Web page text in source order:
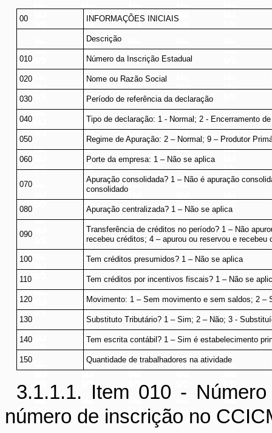
00 INFORMAÇÕES INICIAIS
Descrição
010 Número da Inscrição Estadual
020 Nome ou Razão Social
030 Período de referência da declaração
040 Tipo de declaração: 1 - Normal; 2 - Encerramento
050 Regime de Apuração: 2 – Normal; 9 – Produtor
060 Porte da empresa: 1 – Não se aplica
070
Apuração consolidada? 1 – Não é apuração
consolidado
080 Apuração centralizada? 1 – Não se aplica
090
Transferência de créditos no período? 1 – Não
recebeu créditos; 4 – apurou ou reservou e
100 Tem créditos presumidos? 1 – Não se aplica
110 Tem créditos por incentivos fiscais? 1 – Não se
120 Movimento: 1 – Sem movimento e sem saldos; 2
130 Substituto Tributário? 1 – Sim; 2 – Não; 3 -
140 Tem escrita contábil? 1 – Sim é estabelecimento
150 Quantidade de trabalhadores na atividade
3.1.1.1. Item 010 -
número de inscrição no